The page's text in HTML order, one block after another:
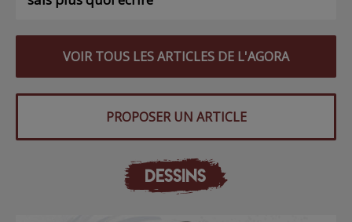
VOIR TOUS LES ARTICLES DE L'AGORA
PROPOSER UN ARTICLE
DESSINS